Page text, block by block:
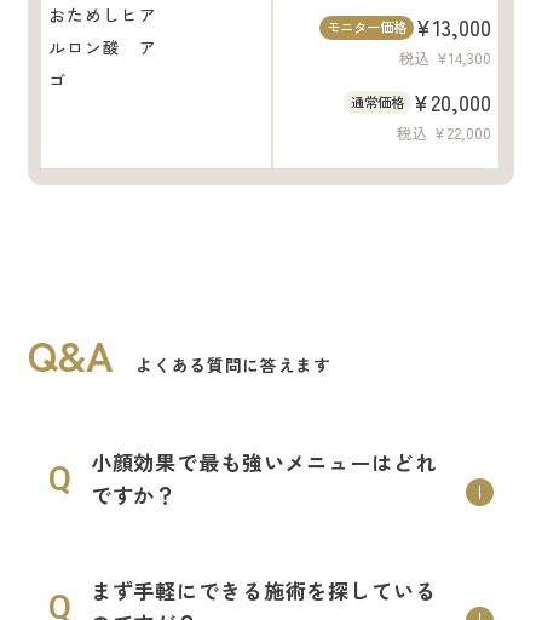
おためしヒア
ルロン酸 ア
ゴ
モニター価格 ¥13,000
税込 ¥14,300
通常価格 ¥20,000
税込 ¥22,000
Q&A よくある質問に答えます
Q
小顔効果で最も強いメニューはどれ
ですか？
Q
まず手軽にできる施術を探している